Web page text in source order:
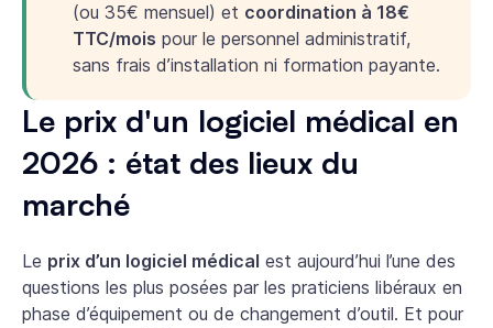
(ou 35€ mensuel) et coordination à 18€
TTC/mois pour le personnel administratif,
sans frais d’installation ni formation payante.
Le prix d'un logiciel médical en
2026 : état des lieux du
marché
Le prix d’un logiciel médical est aujourd’hui l’une des
questions les plus posées par les praticiens libéraux en
phase d’équipement ou de changement d’outil. Et pour